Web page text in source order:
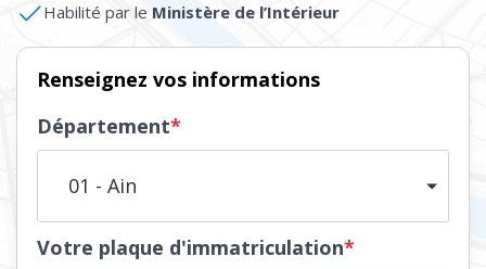
Habilité par le Ministère de l’Intérieur
Renseignez vos informations
Département*
01 - Ain
Votre plaque d'immatriculation*